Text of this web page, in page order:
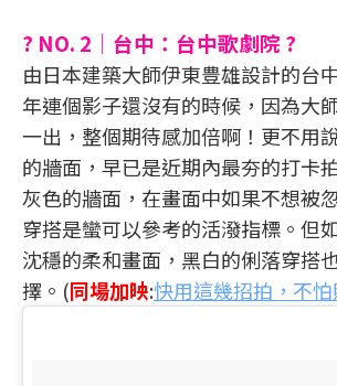
? NO. 2｜台中：台中歌劇院 ?
由日本建築大師伊東豊雄設計的台
年連個影子還沒有的時候，因為大
一出，整個期待感加倍啊！更不用
的牆面，早已是近期內最夯的打卡
灰色的牆面，在畫面中如果不想被
穿搭是蠻可以參考的活潑指標。但
沈穩的柔和畫面，黑白的俐落穿搭
擇。(同場加映:快用這幾招拍，不